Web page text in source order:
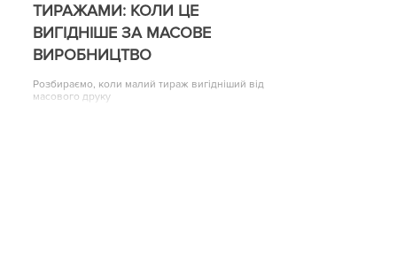
ТИРАЖАМИ: КОЛИ ЦЕ
ВИГІДНІШЕ ЗА МАСОВЕ
ВИРОБНИЦТВО
Розбираємо, коли малий тираж вигідніший від
масового друку